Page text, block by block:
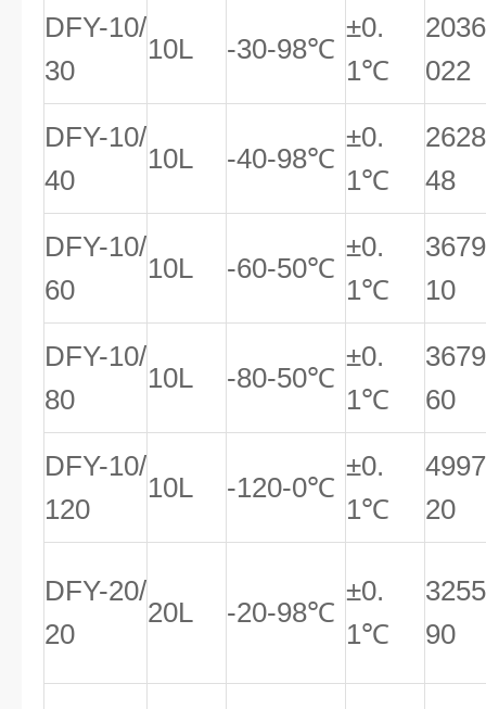
DFY-10/
30
10L -30-98℃
±0.
1℃
022
DFY-10/
40
10L -40-98℃
±0.
1℃
48
DFY-10/
60
10L -60-50℃
±0.
1℃
10
DFY-10/
80
10L -80-50℃
±0.
1℃
60
DFY-10/
120
10L -120-0℃
±0.
1℃
20
DFY-20/
20
20L -20-98℃
±0.
1℃
90